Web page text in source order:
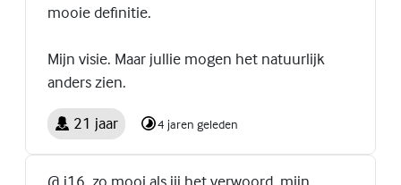
mooie definitie.
Mijn visie. Maar jullie mogen het natuurlijk
anders zien.
21 jaar 4 jaren geleden